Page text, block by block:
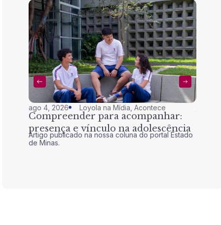
ago 4, 2026 Loyola na Mídia ,Acontece
Compreender para acompanhar:
presença e vínculo na adolescência
Artigo publicado na nossa coluna do portal Estado
de Minas.